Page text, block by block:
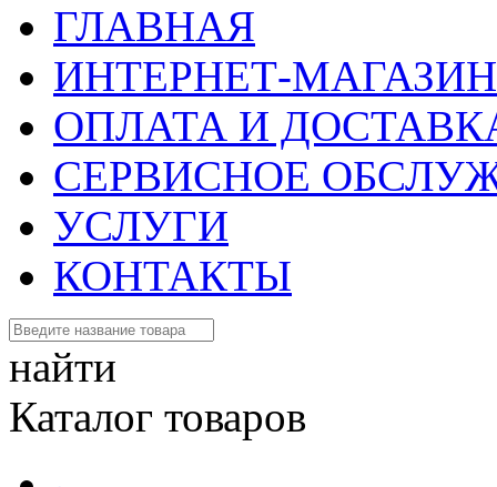
ГЛАВНАЯ
ИНТЕРНЕТ-МАГАЗИН
ОПЛАТА И
СЕРВИСНОЕ
УСЛУГИ
КОНТАКТЫ
найти
Каталог товаров